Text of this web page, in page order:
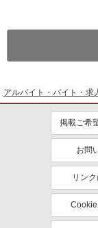
アルバイト・バイト・求
掲載ご希
お問
リン